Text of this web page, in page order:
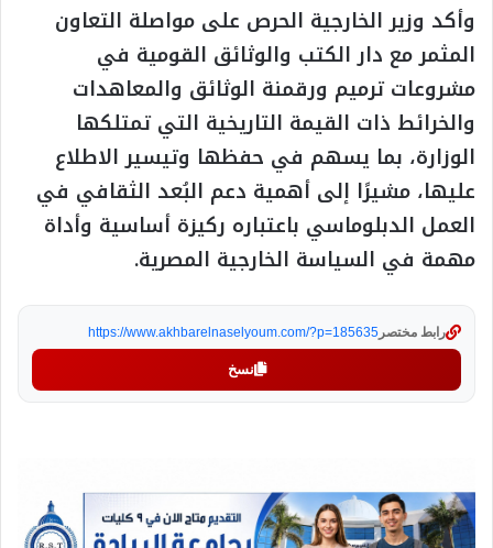
وأكد وزير الخارجية الحرص على مواصلة التعاون
المثمر مع دار الكتب والوثائق القومية في
مشروعات ترميم ورقمنة الوثائق والمعاهدات
والخرائط ذات القيمة التاريخية التي تمتلكها
الوزارة، بما يسهم في حفظها وتيسير الاطلاع
عليها، مشيرًا إلى أهمية دعم البُعد الثقافي في
العمل الدبلوماسي باعتباره ركيزة أساسية وأداة
مهمة في السياسة الخارجية المصرية.
رابط مختصر https://www.akhbarelnaselyoum.com/?p=185635
نسخ